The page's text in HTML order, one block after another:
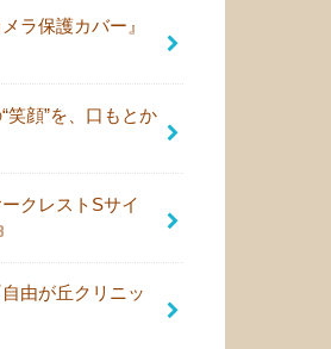
ラ保護カバー』
笑顔”を、口もとか
クレストSサイ
由が丘クリニッ